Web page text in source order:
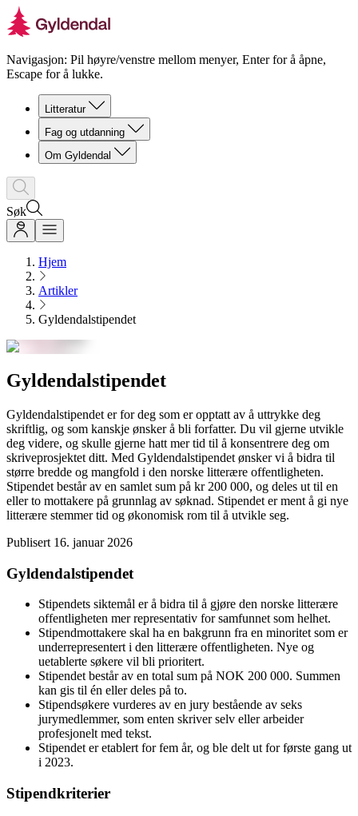
Navigasjon: Pil høyre/venstre mellom menyer, Enter for å åpne,
Escape for å lukke.
Litteratur
Fag og utdanning
Om Gyldendal
Søk
Hjem
Artikler
Gyldendalstipendet
Gyldendalstipendet
Gyldendalstipendet er for deg som er opptatt av å uttrykke deg
skriftlig, og som kanskje ønsker å bli forfatter. Du vil gjerne utvikle
deg videre, og skulle gjerne hatt mer tid til å konsentrere deg om
skriveprosjektet ditt. Med Gyldendalstipendet ønsker vi å bidra til
større bredde og mangfold i den norske litterære offentligheten.
Stipendet består av en samlet sum på kr 200 000, og deles ut til en
eller to mottakere på grunnlag av søknad. Stipendet er ment å gi nye
litterære stemmer tid og økonomisk rom til å utvikle seg.
Publisert 16. januar 2026
Gyldendalstipendet
Stipendets siktemål er å bidra til å gjøre den norske litterære
offentligheten mer representativ for samfunnet som helhet.
Stipendmottakere skal ha en bakgrunn fra en minoritet som er
underrepresentert i den litterære offentligheten. Nye og
uetablerte søkere vil bli prioritert.
Stipendet består av en total sum på NOK 200 000. Summen
kan gis til én eller deles på to.
Stipendsøkere vurderes av en jury bestående av seks
jurymedlemmer, som enten skriver selv eller arbeider
profesjonelt med tekst.
Stipendet er etablert for fem år, og ble delt ut for første gang ut
i 2023.
Stipendkriterier